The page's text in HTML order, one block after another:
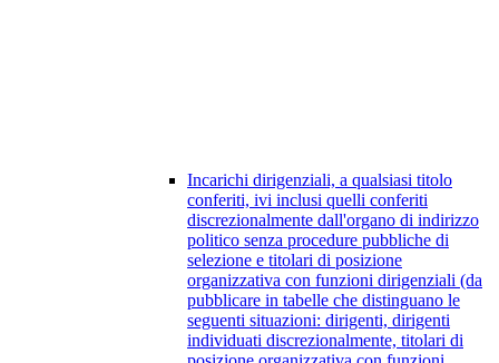
Incarichi dirigenziali, a qualsiasi titolo
conferiti, ivi inclusi quelli conferiti
discrezionalmente dall'organo di indirizzo
politico senza procedure pubbliche di
selezione e titolari di posizione
organizzativa con funzioni dirigenziali (da
pubblicare in tabelle che distinguano le
seguenti situazioni: dirigenti, dirigenti
individuati discrezionalmente, titolari di